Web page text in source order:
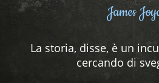
James
La storia, disse, è un
cercando di